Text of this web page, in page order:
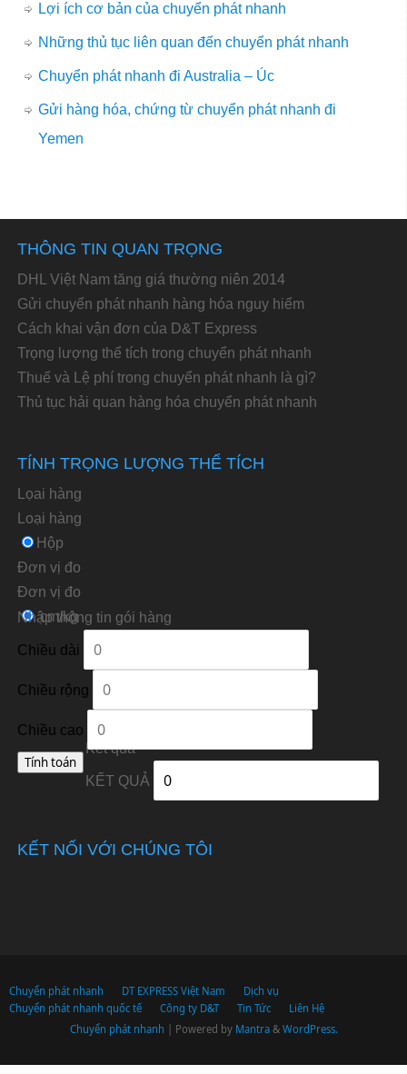
Lợi ích cơ bản của chuyển phát nhanh
Những thủ tục liên quan đến chuyển phát nhanh
Chuyển phát nhanh đi Australia – Úc
Gửi hàng hóa, chứng từ chuyển phát nhanh đi
Yemen
THÔNG TIN QUAN TRỌNG
DHL Việt Nam tăng giá thường niên 2014
Gửi chuyển phát nhanh hàng hóa nguy hiểm
Cách khai vận đơn của D&T Express
Trọng lượng thể tích trong chuyển phát nhanh
Thuế và Lệ phí trong chuyển phát nhanh là gì?
Thủ tục hải quan hàng hóa chuyển phát nhanh
TÍNH TRỌNG LƯỢNG THỂ TÍCH
Lọai hàng
Loại hàng
Hộp
Đơn vị đo
Ðơn vị đo
cm/kg
Nhập thông tin gói hàng
Chiều dài
Chiều rộng
Chiều cao
Kết quả
KẾT QUẢ
KẾT NỐI VỚI CHÚNG TÔI
Chuyển phát nhanh DT EXPRESS Việt Nam
Dịch vụ
Chuyển phát nhanh quốc tế
Công ty D&T Tin Tức
Liên Hệ
Chuyển phát nhanh | Powered by Mantra& WordPress.